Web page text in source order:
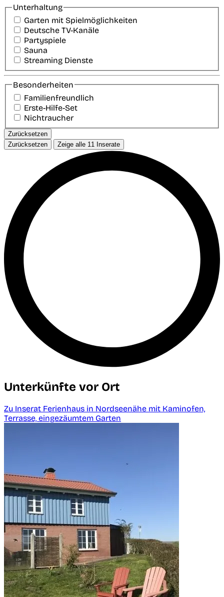
Unterhaltung
Garten mit Spielmöglichkeiten
Deutsche TV-Kanäle
Partyspiele
Sauna
Streaming Dienste
Besonderheiten
Familienfreundlich
Erste-Hilfe-Set
Nichtraucher
Zurücksetzen
Zurücksetzen
Zeige alle 11 Inserate
Unterkünfte vor Ort
Zu Inserat Ferienhaus in Nordseenähe mit Kaminofen,
Terrasse, eingezäumtem Garten